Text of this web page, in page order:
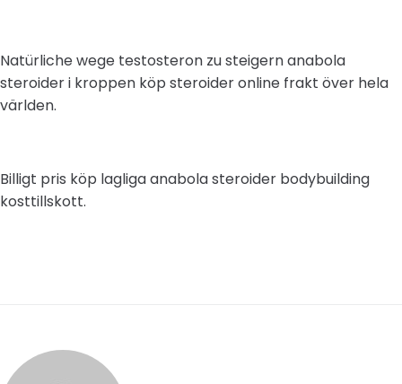
Natürliche wege testosteron zu steigern anabola
steroider i kroppen köp steroider online frakt över hela
världen.
Billigt pris köp lagliga anabola steroider bodybuilding
kosttillskott.